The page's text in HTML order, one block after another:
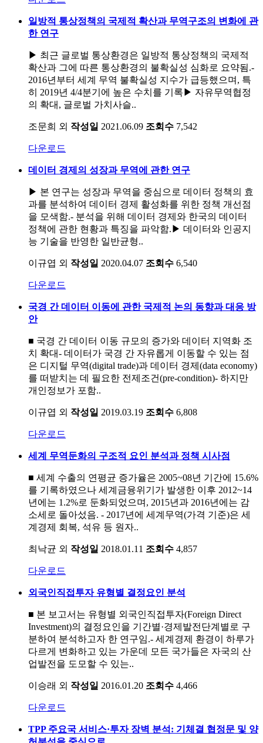
일방적 통상정책의 국제적 확산과 무역구조의 변화에 관
한 연구
▶ 최근 글로벌 통상환경은 일방적 통상정책의 국제적
확산과 그에 따른 통상환경의 불확실성 심화로 요약됨.-
2016년부터 세계 무역 불확실성 지수가 급등했으며, 특
히 2019년 4/4분기에 높은 수치를 기록▶ 자유무역협정
의 확대, 글로벌 가치사슬..
조문희 외 작성일 2021.06.09 조회수 7,542
다운로드
데이터 경제의 성장과 무역에 관한 연구
▶ 본 연구는 성장과 무역을 중심으로 데이터 정책의 효
과를 분석하여 데이터 경제 활성화를 위한 정책 개선점
을 모색함.- 분석을 위해 데이터 경제와 한국의 데이터
정책에 관한 현황과 특징을 파악함.▶ 데이터와 인공지
능 기술을 반영한 일반균형..
이규엽 외 작성일 2020.04.07 조회수 6,540
다운로드
국경 간 데이터 이동에 관한 국제적 논의 동향과 대응 방
안
■ 국경 간 데이터 이동 규모의 증가와 데이터 지역화 조
치 확대- 데이터가 국경 간 자유롭게 이동할 수 있는 점
은 디지털 무역(digital trade)과 데이터 경제(data economy)
를 떠받치는 데 필요한 전제조건(pre-condition)- 하지만
개인정보가 포함..
이규엽 외 작성일 2019.03.19 조회수 6,808
다운로드
세계 무역둔화의 구조적 요인 분석과 정책 시사점
■ 세계 수출의 연평균 증가율은 2005~08년 기간에 15.6%
를 기록하였으나 세계금융위기가 발생한 이후 2012~14
년에는 1.2%로 둔화되었으며, 2015년과 2016년에는 감
소세로 돌아섰음. - 2017년에 세계무역(가격 기준)은 세
계경제 회복, 석유 등 원자..
최낙균 외 작성일 2018.01.11 조회수 4,857
다운로드
외국인직접투자 유형별 결정요인 분석
■ 본 보고서는 유형별 외국인직접투자(Foreign Direct
Investment)의 결정요인을 기간별·경제발전단계별로 구
분하여 분석하고자 한 연구임.- 세계경제 환경이 하루가
다르게 변화하고 있는 가운데 모든 국가들은 자국의 산
업발전을 도모할 수 있는..
이승래 외 작성일 2016.01.20 조회수 4,466
다운로드
TPP 주요국 서비스·투자 장벽 분석: 기체결 협정문 및 양